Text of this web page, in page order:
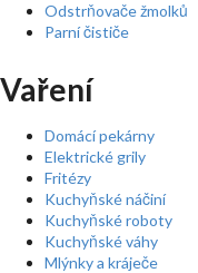
Odstrňovače žmolků
Parní čističe
Vaření
Domácí pekárny
Elektrické grily
Fritézy
Kuchyňské náčiní
Kuchyňské roboty
Kuchyňské váhy
Mlýnky a kráječe